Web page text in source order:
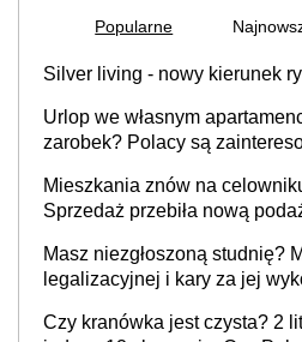
Popularne
Silver living - nowy kierunek
Urlop we własnym
zarobek? Polacy są
Mieszkania znów na
Sprzedaż przebiła nową
Masz niezgłoszoną studnię?
legalizacyjnej i kary za jej
Czy kranówka jest czysta? 2